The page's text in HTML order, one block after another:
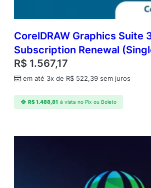
CorelDRAW Graphics Suite
Subscription Renewal
R$ 1.567,17
em até 3x de R$ 522,39 sem juros
R$1.488,81 à vista no Pix ou Boleto